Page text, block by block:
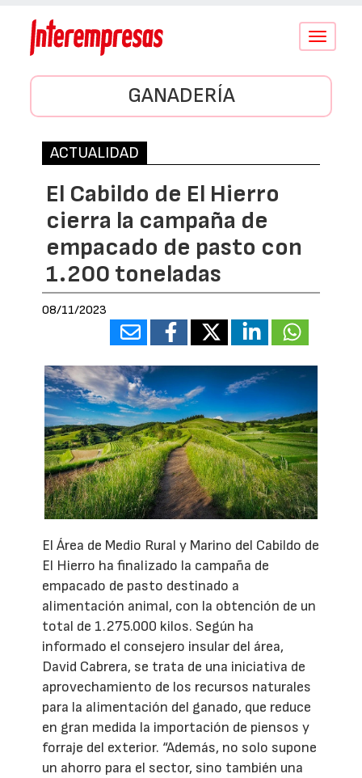
Conmutar
GANADERÍA
ACTUALIDAD
El Cabildo de El Hierro
cierra la campaña de
empacado de pasto con
1.200 toneladas
08/11/2023
El Área de Medio Rural y Marino del Cabildo de
El Hierro ha finalizado la campaña de
empacado de pasto destinado a
alimentación animal, con la obtención de un
total de 1.275.000 kilos. Según ha
informado el consejero insular del área,
David Cabrera, se trata de una iniciativa de
aprovechamiento de los recursos naturales
para la alimentación del ganado, que reduce
en gran medida la importación de piensos y
forraje del exterior. “Además, no solo supone
un ahorro para el sector, sino también una